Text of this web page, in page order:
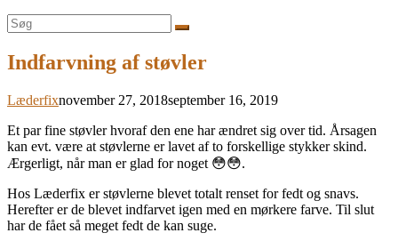
Søg
efter:
Indfarvning af støvler
Læderfixnovember 27, 2018september 16, 2019
Et par fine støvler hvoraf den ene har ændret sig over tid. Årsagen
kan evt. være at støvlerne er lavet af to forskellige stykker skind.
Ærgerligt, når man er glad for noget 😳😳.
Hos Læderfix er støvlerne blevet totalt renset for fedt og snavs.
Herefter er de blevet indfarvet igen med en mørkere farve. Til slut
har de fået så meget fedt de kan suge.